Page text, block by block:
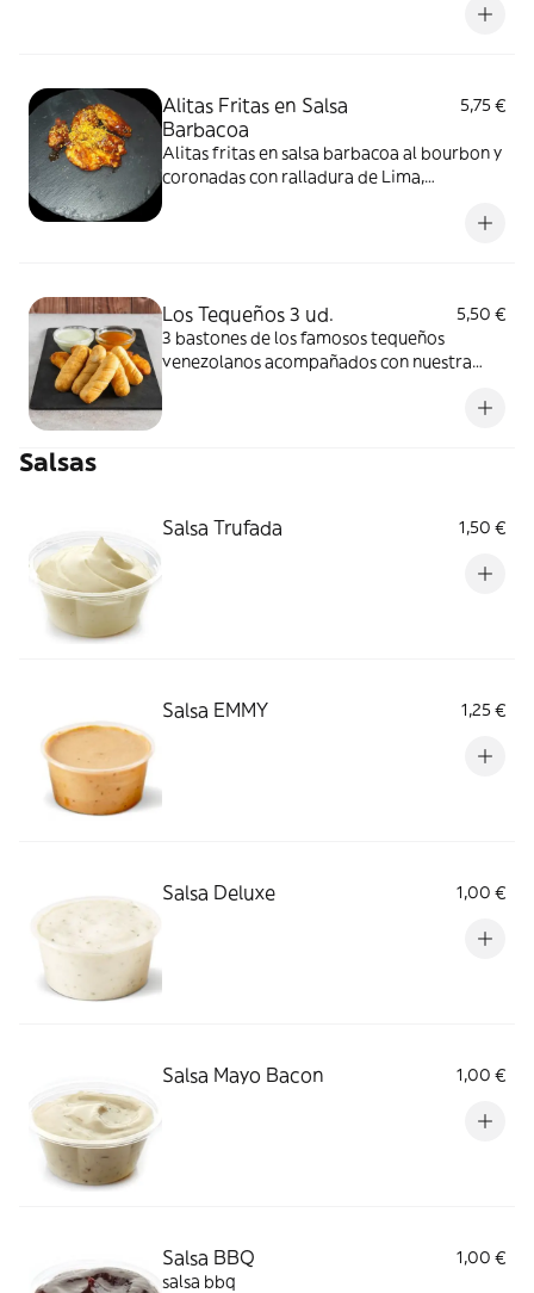
Alitas Fritas en Salsa
Barbacoa
5,75 €
Alitas fritas en salsa barbacoa al bourbon y
coronadas con ralladura de Lima,
Los Tequeños 3 ud.
5,50 €
3 bastones de los famosos tequeños
venezolanos acompañados con nuestra
Salsas
Salsa Trufada 1,50 €
Salsa EMMY 1,25 €
Salsa Deluxe 1,00 €
Salsa Mayo Bacon 1,00 €
Salsa BBQ
1,00 €
salsa bbq